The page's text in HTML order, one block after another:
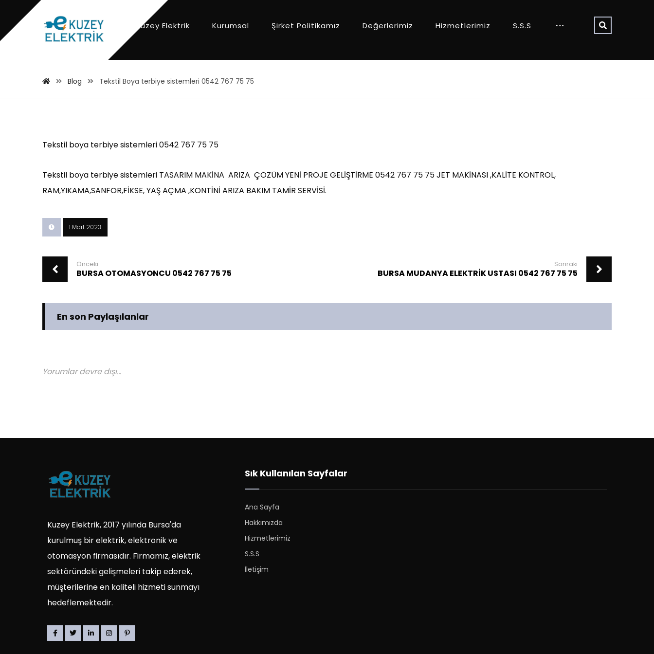
Kuzey Elektrik Kurumsal Şirket Politikamız Değerlerimiz Hizmetlerimiz S.S.S
Blog Tekstil Boya terbiye sistemleri 0542 767 75 75
Tekstil boya terbiye sistemleri 0542 767 75 75
Tekstil boya terbiye sistemleri TASARIM MAKİNA ARIZA ÇÖZÜM YENİ PROJE GELİŞTİRME 0542 767 75 75 JET MAKİNASI ,KALİTE KONTROL,
RAM,YIKAMA,SANFOR,FİKSE, YAŞ AÇMA ,KONTİNİ ARIZA BAKIM TAMİR SERVİSİ.
1 Mart 2023
Önceki
BURSA OTOMASYONCU 0542 767 75 75
Sonraki
BURSA MUDANYA ELEKTRİK USTASI 0542 767 75 75
En son Paylaşılanlar
Yorumlar devre dışı...
Kuzey Elektrik, 2017 yılında Bursa'da
kurulmuş bir elektrik, elektronik ve
otomasyon firmasıdır. Firmamız, elektrik
sektöründeki gelişmeleri takip ederek,
müşterilerine en kaliteli hizmeti sunmayı
hedeflemektedir.
Sık Kullanılan Sayfalar
Ana Sayfa
Hakkımızda
Hizmetlerimiz
S.S.S
İletişim